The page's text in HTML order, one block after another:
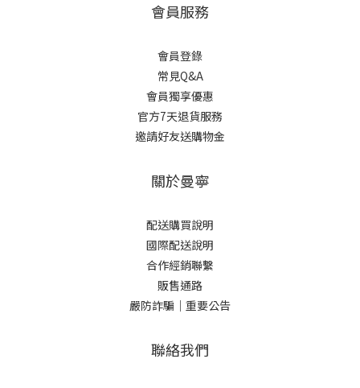
會員服務
會員登錄
常見Q&A
會員獨享優惠
官方7天退貨服務
邀請好友送購物金
關於曼寧
配送購買說明
國際配送說明
合作經銷聯繫
販售通路
嚴防詐騙｜重要公告
聯絡我們